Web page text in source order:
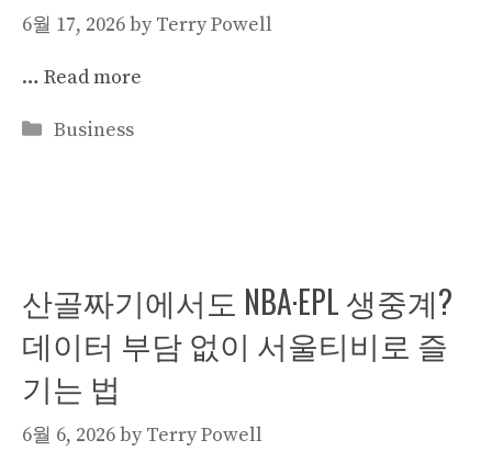
6월 17, 2026by Terry Powell
… Read more
Categories
Business
산골짜기에서도 NBA·EPL 생중계?
데이터 부담 없이 서울티비로 즐
기는 법
6월 6, 2026by Terry Powell